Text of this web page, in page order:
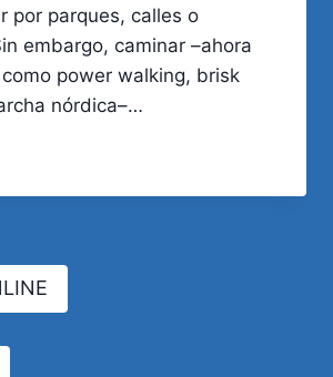
por parques, calles o
embargo, caminar –ahora
power walking, brisk
nórdica–…